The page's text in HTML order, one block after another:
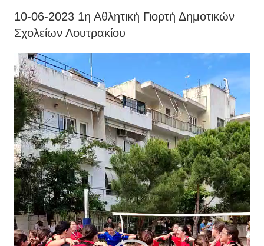
10-06-2023 1η Αθλητική Γιορτή Δημοτικών
Σχολείων Λουτρακίου
Πρόγραμμα
Αναπαραγωγής
Βίντεο